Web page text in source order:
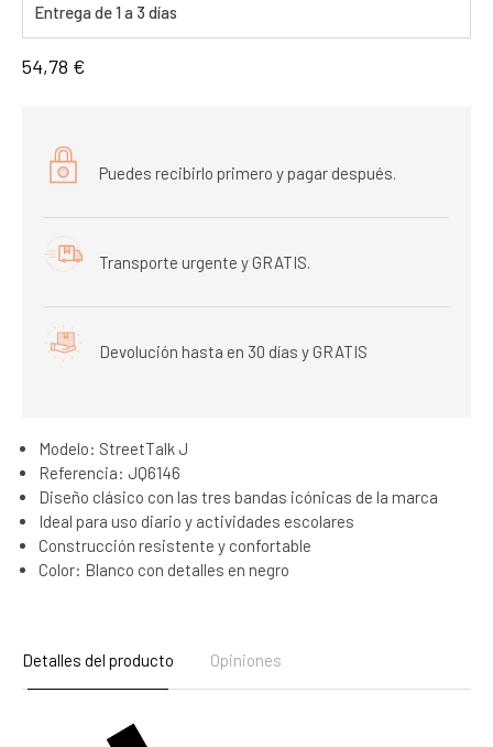
Entrega de 1 a 3 días
54,78 €
Puedes recibirlo primero y pagar después.
Transporte urgente y GRATIS.
Devolución hasta en 30 días y GRATIS
Modelo: StreetTalk J
Referencia: JQ6146
Diseño clásico con las tres bandas icónicas de la marca
Ideal para uso diario y actividades escolares
Construcción resistente y confortable
Color: Blanco con detalles en negro
Detalles del producto Opiniones